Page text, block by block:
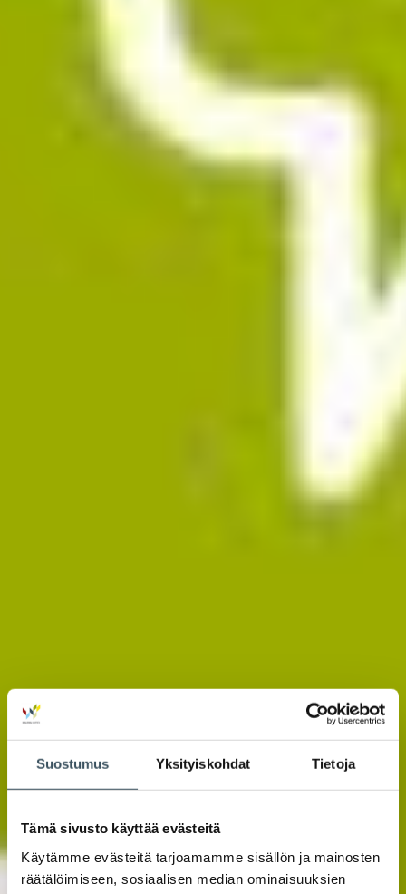
Suostumus Yksityiskohdat Tietoja
Tämä sivusto käyttää evästeitä
Käytämme evästeitä tarjoamamme sisällön ja mainosten
räätälöimiseen, sosiaalisen median ominaisuuksien